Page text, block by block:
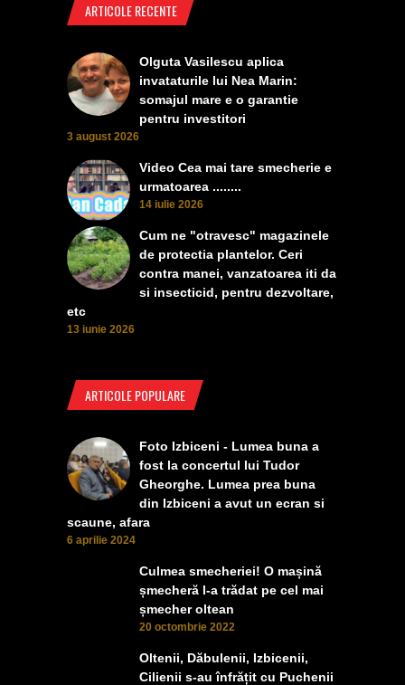
ARTICOLE RECENTE
Olguta Vasilescu aplica
invataturile lui Nea Marin:
somajul mare e o garantie
pentru investitori
3 august 2026
Video Cea mai tare smecherie e
urmatoarea ........
14 iulie 2026
Cum ne "otravesc" magazinele
de protectia plantelor. Ceri
contra manei, vanzatoarea iti da
si insecticid, pentru dezvoltare,
etc
13 iunie 2026
ARTICOLE POPULARE
Foto Izbiceni - Lumea buna a
fost la concertul lui Tudor
Gheorghe. Lumea prea buna
din Izbiceni a avut un ecran si
scaune, afara
6 aprilie 2024
Culmea smecheriei! O mașină
șmecheră l-a trădat pe cel mai
șmecher oltean
20 octombrie 2022
Oltenii, Dăbulenii, Izbicenii,
Cilienii s-au înfrățit cu Puchenii